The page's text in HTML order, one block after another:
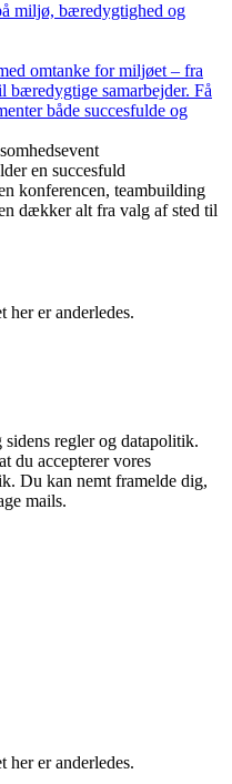
miljø, bæredygtighed og
omtanke for miljøet – fra
bæredygtige samarbejder. Få
både succesfulde og
en succesfuld
konferencen, teambuilding
dækker alt fra valg af sted til
er anderledes.
regler og datapolitik.
du accepterer vores
Du kan nemt framelde dig,
mails.
er anderledes.